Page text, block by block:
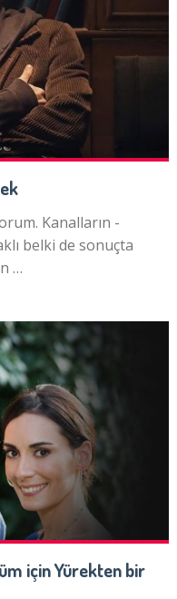
Kanalların -
belki de sonuçta
…
için Yürekten bir